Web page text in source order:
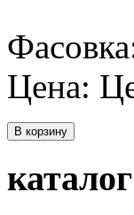
Цена:
В корзину
каталог